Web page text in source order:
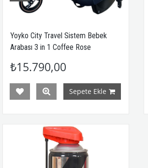
Yoyko City Travel Sistem Bebek
Arabası 3 in 1 Coffee Rose
₺15.790,00
Sepete Ekle